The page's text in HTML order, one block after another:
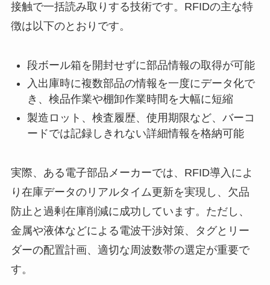
接触で一括読み取りする技術です。RFIDの主な特
徴は以下のとおりです。
段ボール箱を開封せずに部品情報の取得が可能
入出庫時に複数部品の情報を一度にデータ化で
き、検品作業や棚卸作業時間を大幅に短縮
製造ロット、検査履歴、使用期限など、バーコ
ードでは記録しきれない詳細情報を格納可能
実際、ある電子部品メーカーでは、RFID導入によ
り在庫データのリアルタイム更新を実現し、欠品
防止と過剰在庫削減に成功しています。ただし、
金属や液体などによる電波干渉対策、タグとリー
ダーの配置計画、適切な周波数帯の選定が重要で
す。